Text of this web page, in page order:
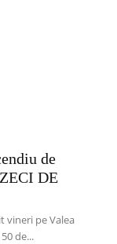
de
DE
vineri pe Valea
de...